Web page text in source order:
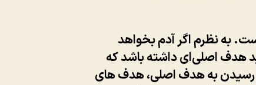
به نظرم اگر آدم بخواهد
هدف اصلی‌ای داشته باشد که
رسیدن به هدف اصلی، هدف های